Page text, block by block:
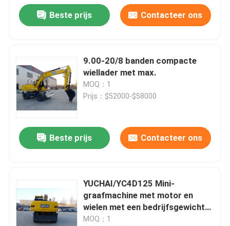
Beste prijs Contacteer ons
9.00-20/8 banden compacte
wiellader met max.
MOQ：1
Prijs：$52000-$58000
Beste prijs Contacteer ons
YUCHAI/YC4D125 Mini-
graafmachine met motor en
wielen met een bedrijfsgewicht
van 15300 kg
MOQ：1